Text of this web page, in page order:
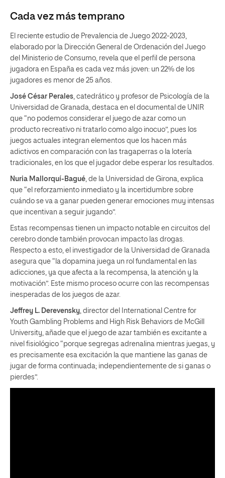
Cada vez más temprano
El reciente estudio de Prevalencia de Juego 2022-2023,
elaborado por la Dirección General de Ordenación del Juego
del Ministerio de Consumo, revela que el perfil de persona
jugadora en España es cada vez más joven: un 22% de los
jugadores es menor de 25 años.
José César Perales, catedrático y profesor de Psicología de la
Universidad de Granada, destaca en el documental de UNIR
que “no podemos considerar el juego de azar como un
producto recreativo ni tratarlo como algo inocuo”, pues los
juegos actuales integran elementos que los hacen más
adictivos en comparación con las tragaperras o la lotería
tradicionales, en los que el jugador debe esperar los resultados.
Nuria Mallorquí-Bagué, de la Universidad de Girona, explica
que “el reforzamiento inmediato y la incertidumbre sobre
cuándo se va a ganar pueden generar emociones muy intensas
que incentivan a seguir jugando”.
Estas recompensas tienen un impacto notable en circuitos del
cerebro donde también provocan impacto las drogas.
Respecto a esto, el investigador de la Universidad de Granada
asegura que “la dopamina juega un rol fundamental en las
adicciones, ya que afecta a la recompensa, la atención y la
motivación”. Este mismo proceso ocurre con las recompensas
inesperadas de los juegos de azar.
Jeffrey L. Derevensky, director del International Centre for
Youth Gambling Problems and High Risk Behaviors de McGill
University, añade que el juego de azar también es excitante a
nivel fisiológico “porque segregas adrenalina mientras juegas, y
es precisamente esa excitación la que mantiene las ganas de
jugar de forma continuada; independientemente de si ganas o
pierdes”.